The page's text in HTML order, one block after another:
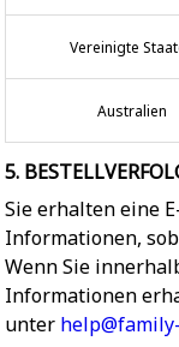
Vereinigte
Australien
5.
Sie erhalten eine
Informationen,
Wenn Sie
Informationen
unter